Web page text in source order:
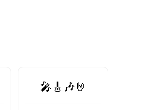
🎤🎸🎶🤘